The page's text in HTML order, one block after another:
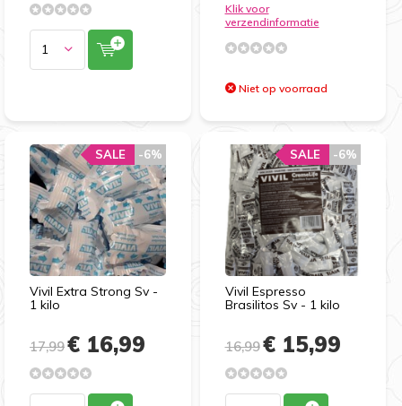
Klik voor
verzendinformatie
Niet op voorraad
Vivil Extra Strong Sv -
1 kilo
-6%
SALE
17,99€ 16,99
Vivil Espresso
Brasilitos Sv - 1 kilo
-6%
SALE
16,99€ 15,99